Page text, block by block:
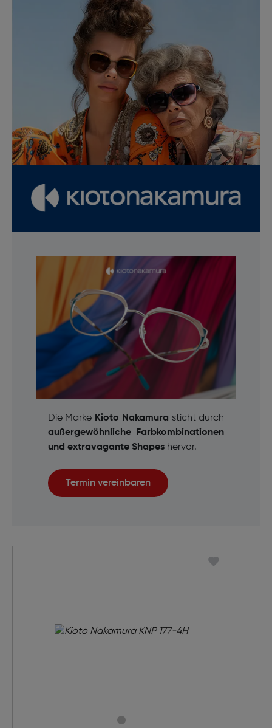
Die Marke Kioto Nakamura sticht durch
außergewöhnliche Farbkombinationen
und extravagante Shapeshervor.
Termin vereinbaren